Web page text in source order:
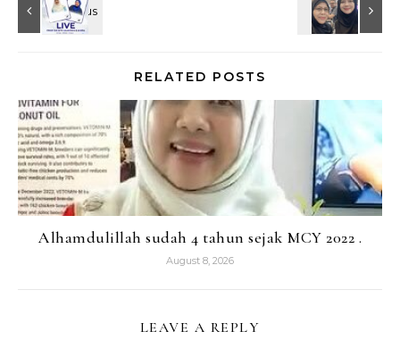
RELATED POSTS
Alhamdulillah sudah 4 tahun sejak MCY 2022 .
August 8, 2026
LEAVE A REPLY